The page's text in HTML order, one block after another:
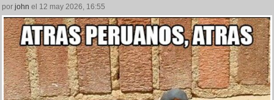
por john el 12 may 2026, 16:55